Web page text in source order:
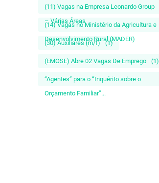
(11) Vagas na Empresa Leonardo Group
– Várias Áreas
(14) Vagas no Ministério da Agricultura e
Desenvolvimento Rural (MADER)
(30) Auxiliares (m/f) (1)
(EMOSE) Abre 02 Vagas De Emprego (1)
“Agentes” para o “Inquérito sobre o
Orçamento Familiar”...